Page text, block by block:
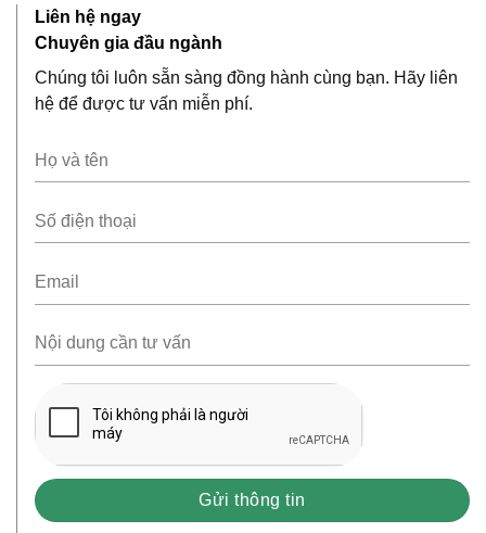
Liên hệ ngay
Chuyên gia đầu ngành
Chúng tôi luôn sẵn sàng đồng hành cùng bạn. Hãy liên
hệ để được tư vấn miễn phí.